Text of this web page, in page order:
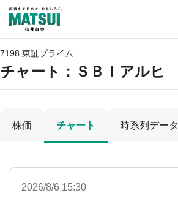
7198 東証プライム
チャート： ＳＢＩアルヒ
株価 チャート 時系列データ
2026/8/6 15:30